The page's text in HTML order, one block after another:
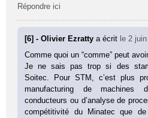
Répondre ici
[6] - Olivier Ezrattya écrit le 2
Comme quoi un “comme” peut
Je ne sais pas trop si des
Soitec. Pour STM, c’est plus
manufacturing de machines
conducteurs ou d’analyse de
compétitivité du Minatec que